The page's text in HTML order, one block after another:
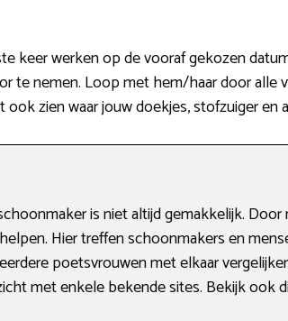
keer werken op de vooraf gekozen
te nemen. Loop met hem/haar door
ook zien waar jouw doekjes, stofzuiger
is niet altijd gemakkelijk.
Hier treffen schoonmakers en
poetsvrouwen met elkaar
met enkele bekende sites. Bekijk ook